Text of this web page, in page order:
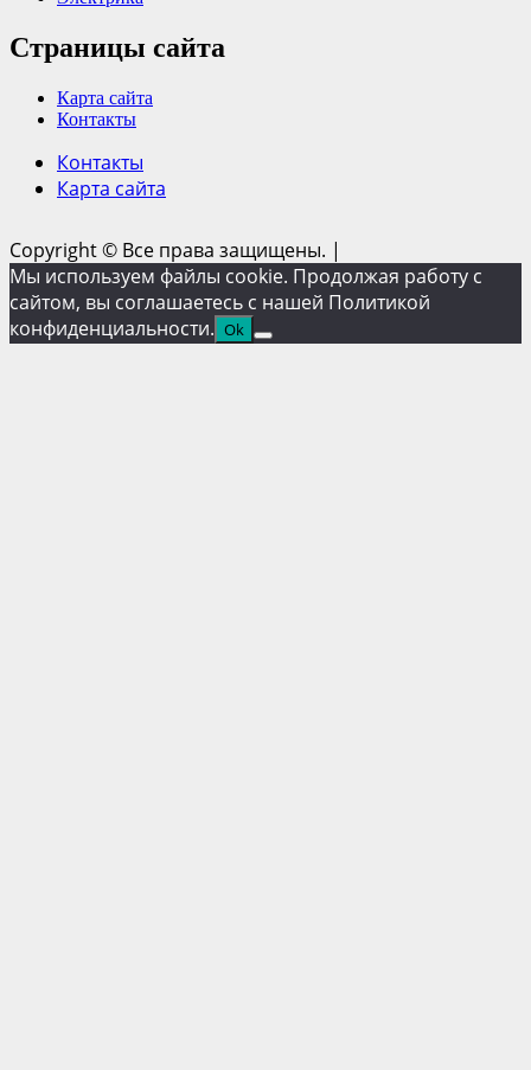
Страницы сайта
Карта сайта
Контакты
Контакты
Карта сайта
Copyright © Все права защищены. |
Мы используем файлы cookie. Продолжая работу с
сайтом, вы соглашаетесь с нашей Политикой
конфиденциальности. Ok